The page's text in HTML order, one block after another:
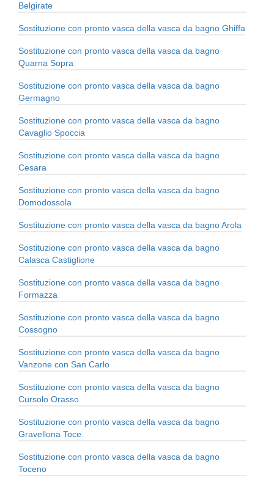
Belgirate
Sostituzione con pronto vasca della vasca da bagno Ghiffa
Sostituzione con pronto vasca della vasca da bagno
Quarna Sopra
Sostituzione con pronto vasca della vasca da bagno
Germagno
Sostituzione con pronto vasca della vasca da bagno
Cavaglio Spoccia
Sostituzione con pronto vasca della vasca da bagno
Cesara
Sostituzione con pronto vasca della vasca da bagno
Domodossola
Sostituzione con pronto vasca della vasca da bagno Arola
Sostituzione con pronto vasca della vasca da bagno
Calasca Castiglione
Sostituzione con pronto vasca della vasca da bagno
Formazza
Sostituzione con pronto vasca della vasca da bagno
Cossogno
Sostituzione con pronto vasca della vasca da bagno
Vanzone con San Carlo
Sostituzione con pronto vasca della vasca da bagno
Cursolo Orasso
Sostituzione con pronto vasca della vasca da bagno
Gravellona Toce
Sostituzione con pronto vasca della vasca da bagno
Toceno